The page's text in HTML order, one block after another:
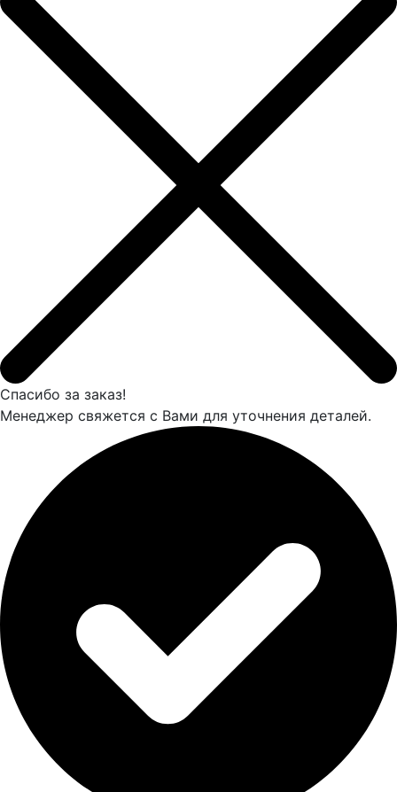
Спасибо за заказ!
Менеджер свяжется с Вами для уточнения деталей.